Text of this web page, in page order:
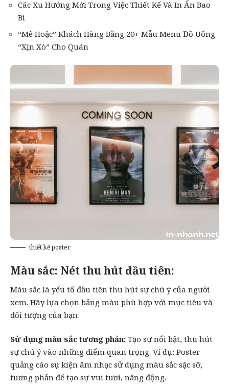
Các Xu Hướng Mới Trong Việc Thiết Kế Và In Ấn Bao
Bì
“Mê Hoặc” Khách Hàng Bằng 20+ Mẫu Menu Đồ Uống
“Xịn Xò” Cho Quán
thiết kế poster
Màu sắc: Nét thu hút đầu tiên:
Màu sắc là yếu tố đầu tiên thu hút sự chú ý của người
xem. Hãy lựa chọn bảng màu phù hợp với mục tiêu và
đối tượng của bạn:
Sử dụng màu sắc tương phản: Tạo sự nổi bật, thu hút
sự chú ý vào những điểm quan trọng. Ví dụ: Poster
quảng cáo sự kiện âm nhạc sử dụng màu sắc sặc sỡ,
tương phản để tạo sự vui tươi, năng động.